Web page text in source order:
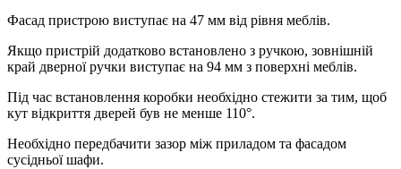
Фасад пристрою виступає на 47 мм від рівня меблів.
Якщо пристрій додатково встановлено з ручкою, зовнішній
край дверної ручки виступає на 94 мм з поверхні меблів.
Під час встановлення коробки необхідно стежити за тим, щоб
кут відкриття дверей був не менше 110°.
Необхідно передбачити зазор між приладом та фасадом
сусідньої шафи.